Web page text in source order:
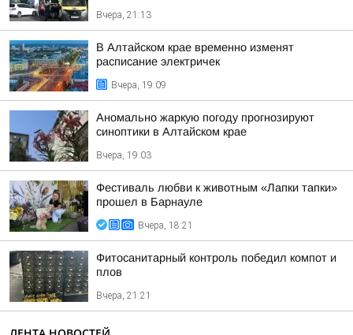
Вчера, 21:13
В Алтайском крае временно изменят
расписание электричек
Вчера, 19:09
Аномально жаркую погоду прогнозируют
синоптики в Алтайском крае
Вчера, 19:03
Фестиваль любви к животным «Лапки тапки»
прошел в Барнауле
Вчера, 18:21
Фитосанитарный контроль победил компот и
плов
Вчера, 21:21